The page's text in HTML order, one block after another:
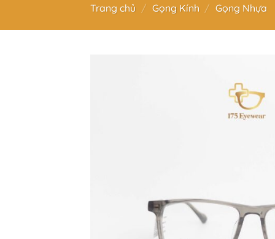
Trang chủ / Gọng Kính / Gọng Nhựa